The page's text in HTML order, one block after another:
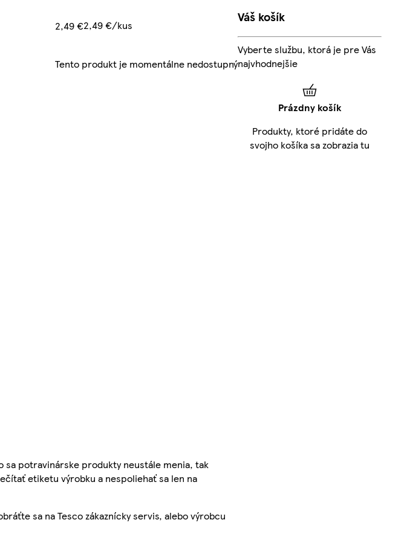
2,49 €2,49 €/kus
Tento produkt je momentálne nedostupný
potravinárske produkty neustále menia, tak
etiketu výrobku a nespoliehať sa len na
sa na Tesco zákaznícky servis, alebo výrobcu
Váš košík
Vyberte službu, ktorá je pre Vás
najvhodnejšie
Prázdny košík
Produkty, ktoré pridáte do
svojho košíka sa zobrazia tu